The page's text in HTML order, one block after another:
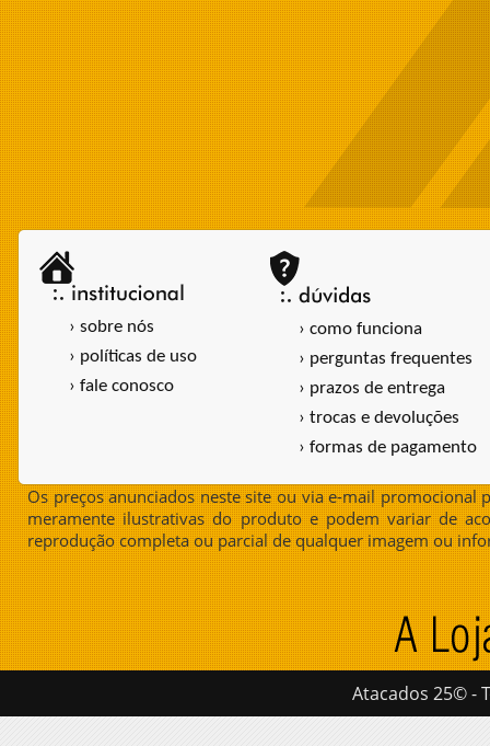
› sobre nós
› políticas de uso
› fale conosco
› como funciona
› perguntas frequentes
› prazos de entrega
› trocas e devoluções
› formas de pagamento
Os preços anunciados neste site ou via e-mail
meramente ilustrativas do produto e podem variar de
reprodução completa ou parcial de qualquer imagem ou
Atacados 25© -